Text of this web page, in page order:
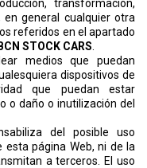
transformación,
en general cualquier otra
referidos en el apartado
BCN STOCK CARS
medios que puedan
dispositivos de
que puedan estar
o daño o inutilización del
del posible uso
página Web, ni de la
a terceros. El uso